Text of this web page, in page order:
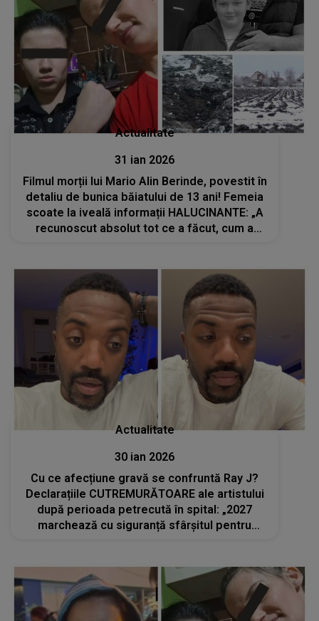
Actualitate
31 ian 2026
Filmul morții lui Mario Alin Berinde, povestit în
detaliu de bunica băiatului de 13 ani! Femeia
scoate la iveală informații HALUCINANTE: „A
recunoscut absolut tot ce a făcut, cum a
Actualitate
30 ian 2026
Cu ce afecțiune gravă se confruntă Ray J?
Declarațiile CUTREMURĂTOARE ale artistului
după perioada petrecută în spital: „2027
marchează cu siguranță sfârșitul pentru